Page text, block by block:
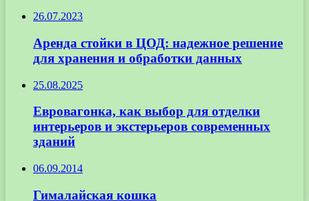
26.07.2023
Аренда стойки в ЦОД: надежное решение
для хранения и обработки данных
25.08.2025
Евровагонка, как выбор для отделки
интерьеров и экстерьеров современных
зданий
06.09.2014
Гималайская кошка